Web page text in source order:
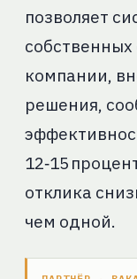
позволяет
компании,
решения,
12‑15
отклика
чем одной.